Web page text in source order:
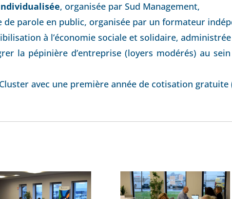
, organisée par Sud Management,
de parole en public, organisée par un formateur
à l’économie sociale et solidaire, administrée
la pépinière d’entreprise (loyers modérés) au
avec une première année de cotisation gratuite